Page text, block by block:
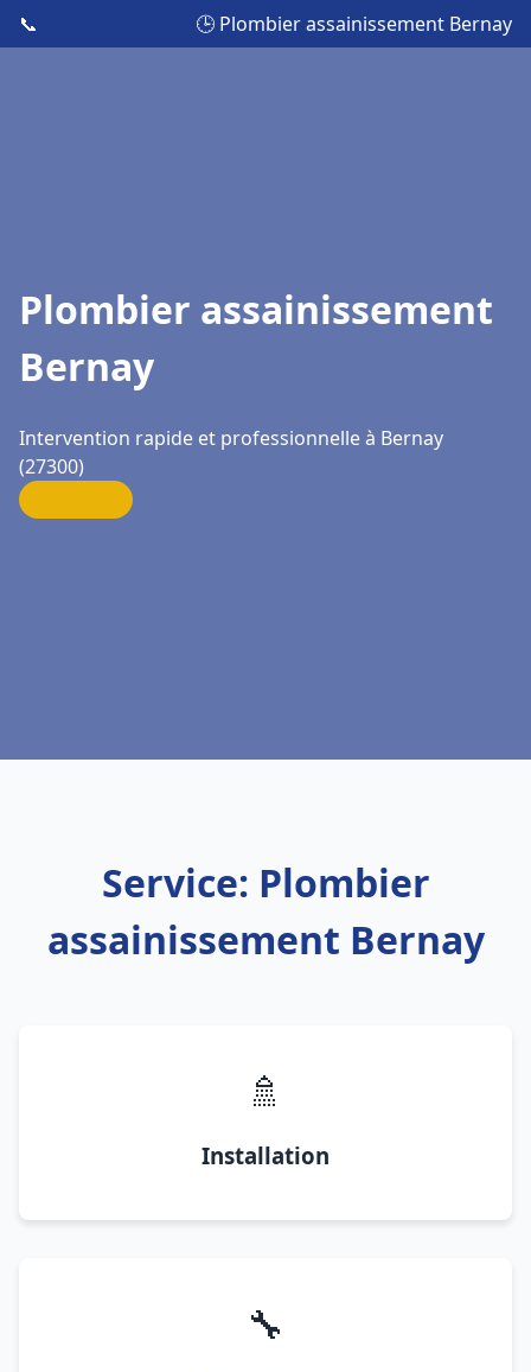
📞 🕒 Plombier assainissement Bernay
Plombier assainissement
Bernay
Intervention rapide et professionnelle à Bernay
(27300)
Service: Plombier
assainissement Bernay
🚿
Installation
🔧